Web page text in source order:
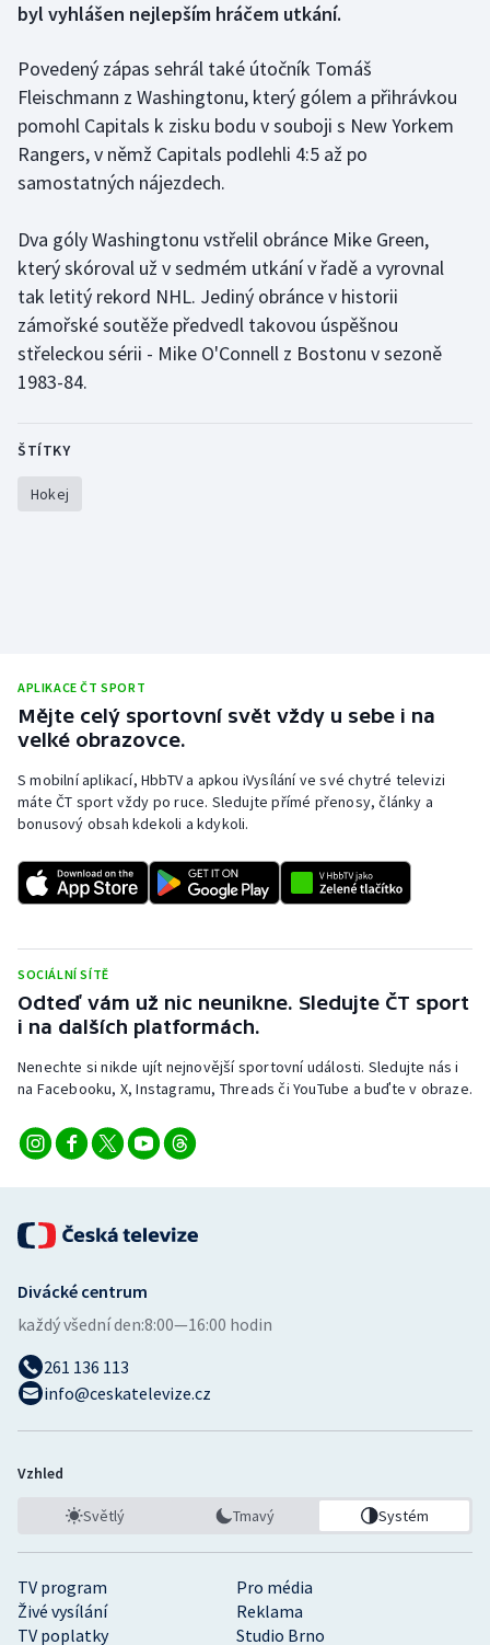
Curling
Cyklistika
Dostihy
Florbal
Golf
Gymnastika
Házená
Judo
Moderní pětiboj
Motorsport
Olympijské hry
Plavání
Ragby
Rychlobruslení
Sportovní střelba
Triatlon
Veslování
Vodní slalom
Volejbal
byl vyhlášen nejlepším hráčem utkání.
Povedený zápas sehrál také útočník Tomáš
Fleischmann z Washingtonu, který gólem a přihrávkou
pomohl Capitals k zisku bodu v souboji s New Yorkem
Rangers, v němž Capitals podlehli 4:5 až po
samostatných nájezdech.
Dva góly Washingtonu vstřelil obránce Mike Green,
který skóroval už v sedmém utkání v řadě a vyrovnal
tak letitý rekord NHL. Jediný obránce v historii
zámořské soutěže předvedl takovou úspěšnou
střeleckou sérii - Mike O'Connell z Bostonu v sezoně
1983-84.
ŠTÍTKY
Hokej
APLIKACE ČT SPORT
Mějte celý sportovní svět vždy u sebe i na
velké obrazovce.
S mobilní aplikací, HbbTV a apkou iVysílání ve své chytré televizi
máte ČT sport vždy po ruce. Sledujte přímé přenosy, články a
bonusový obsah kdekoli a kdykoli.
SOCIÁLNÍ SÍTĚ
Odteď vám už nic neunikne. Sledujte ČT sport
i na dalších platformách.
Nenechte si nikde ujít nejnovější sportovní události. Sledujte nás i
na Facebooku, X, Instagramu, Threads či YouTube a buďte v obraze.
TV program
Pro média
Živé vysílání
Reklama
TV poplatky
Studio Brno
Divácké centrum
každý všední den:8:00—16:00 hodin
261 136 113
info@ceskatelevize.cz
Vzhled
Světlý Tmavý Systém